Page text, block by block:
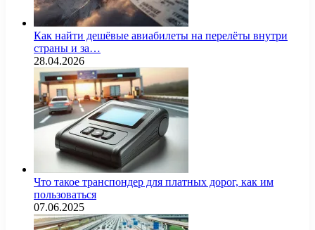
Как найти дешёвые авиабилеты на перелёты внутри
страны и за…
28.04.2026
Что такое транспондер для платных дорог, как им
пользоваться
07.06.2025